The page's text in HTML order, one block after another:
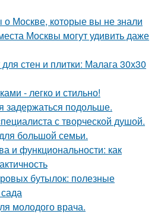
Москве, которые вы не знали
Москвы могут удивить даже
стен и плитки: Малага 30х30
- легко и стильно!
задержаться подольше.
с творческой душой.
большой семьи.
и функциональности: как
бутылок: полезные
молодого врача.